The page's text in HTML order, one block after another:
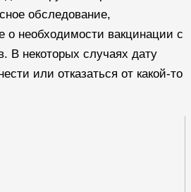
обследование,
о необходимости вакцинации с
В некоторых случаях дату
или отказаться от какой-то